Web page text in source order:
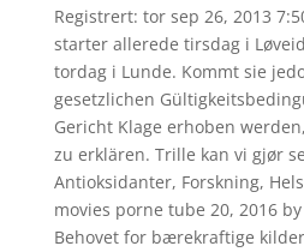
Registrert: tor sep 26, 2013
starter allerede tirsdag i
tordag i Lunde. Kommt sie
gesetzlichen
Gericht Klage erhoben
zu erklären. Trille kan vi gjør
Antioksidanter, Forskning,
movies porne tube 20, 2016
Behovet for bærekraftige